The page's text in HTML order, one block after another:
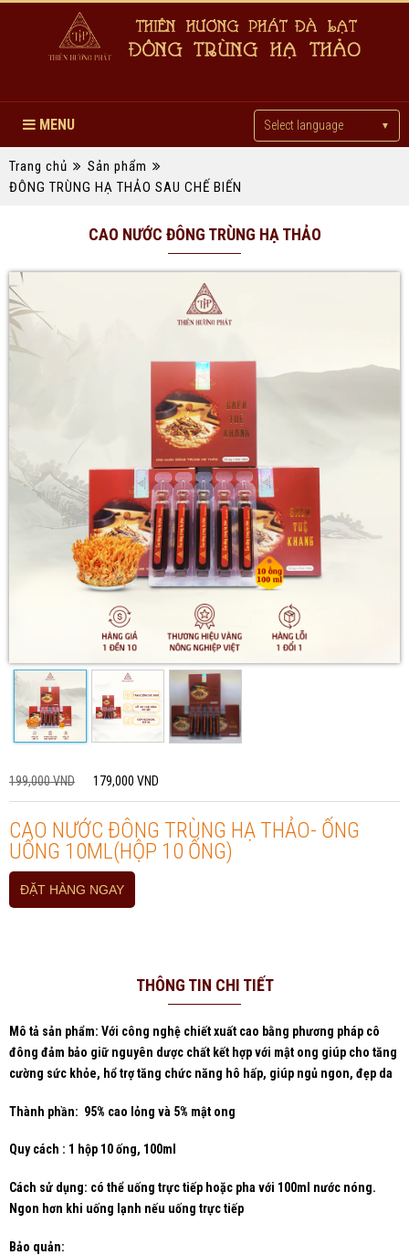
Select language ▼
MENU
Trang chủ
Sản phẩm
ĐÔNG TRÙNG HẠ THẢO SAU CHẾ BIẾN
CAO NƯỚC ĐÔNG TRÙNG HẠ THẢO
199,000 VND 179,000 VND
CAO NƯỚC ĐÔNG TRÙNG HẠ THẢO- ỐNG
UỐNG 10ML(HỘP 10 ỐNG)
ĐẶT HÀNG NGAY
THÔNG TIN CHI TIẾT
Mô tả sản phẩm: Với công nghệ chiết xuất cao bằng phương pháp cô
đông đảm bảo giữ nguyên dược chất kết hợp với mật ong giúp cho tăng
cường sức khỏe, hổ trợ tăng chức năng hô hấp, giúp ngủ ngon, đẹp da
Thành phần: 95% cao lỏng và 5% mật ong
Quy cách : 1 hộp 10 ống, 100ml
Cách sử dụng: có thể uống trực tiếp hoặc pha với 100ml nước nóng.
Ngon hơn khi uống lạnh nếu uống trực tiếp
Bảo quản: